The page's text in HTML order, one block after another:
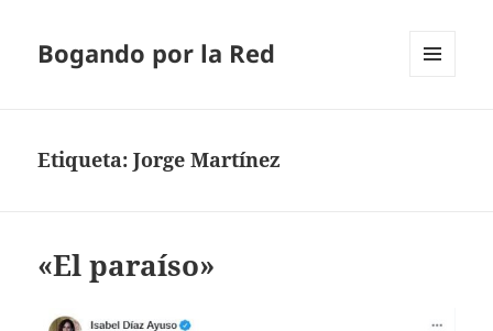
Bogando por la Red
Etiqueta:Jorge Martínez
«El paraíso»